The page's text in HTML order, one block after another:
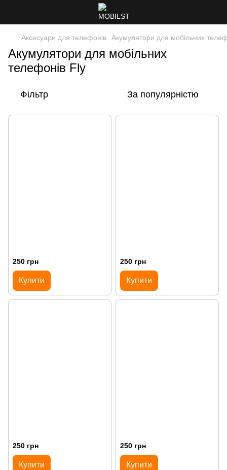
Аксесуари для телефонів Акумулятори для мобільних
Акумулятори для мобільних
телефонів Fly
Фільтр За популярністю
250 грн
Купити
250 грн
Купити
250 грн
Купити
250 грн
Купити